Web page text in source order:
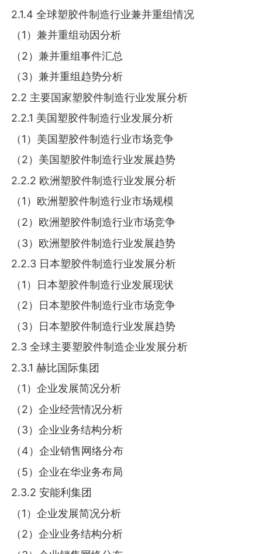
2.1.4 全球塑胶件制造行业兼并重组情况
（1）兼并重组动因分析
（2）兼并重组事件汇总
（3）兼并重组趋势分析
2.2 主要国家塑胶件制造行业发展分析
2.2.1 美国塑胶件制造行业发展分析
（1）美国塑胶件制造行业市场竞争
（2）美国塑胶件制造行业发展趋势
2.2.2 欧洲塑胶件制造行业发展分析
（1）欧洲塑胶件制造行业市场规模
（2）欧洲塑胶件制造行业市场竞争
（3）欧洲塑胶件制造行业发展趋势
2.2.3 日本塑胶件制造行业发展分析
（1）日本塑胶件制造行业发展现状
（2）日本塑胶件制造行业市场竞争
（3）日本塑胶件制造行业发展趋势
2.3 全球主要塑胶件制造企业发展分析
2.3.1 赫比国际集团
（1）企业发展简况分析
（2）企业经营情况分析
（3）企业业务结构分析
（4）企业销售网络分布
（5）企业在华业务布局
2.3.2 安能利集团
（1）企业发展简况分析
（2）企业业务结构分析